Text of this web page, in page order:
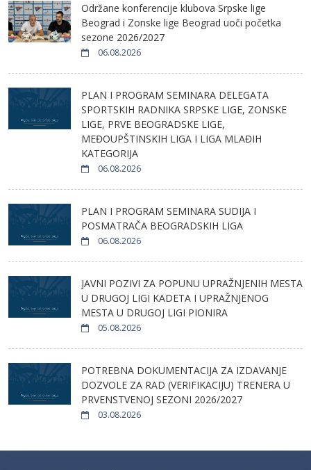
Održane konferencije klubova Srpske lige
Beograd i Zonske lige Beograd uoči početka
sezone 2026/2027
06.08.2026
PLAN I PROGRAM SEMINARA DELEGATA
SPORTSKIH RADNIKA SRPSKE LIGE, ZONSKE
LIGE, PRVE BEOGRADSKE LIGE,
MEĐOUPŠTINSKIH LIGA I LIGA MLAĐIH
KATEGORIJA
06.08.2026
PLAN I PROGRAM SEMINARA SUDIJA I
POSMATRAČA BEOGRADSKIH LIGA
06.08.2026
JAVNI POZIVI ZA POPUNU UPRAŽNJENIH MESTA
U DRUGOJ LIGI KADETA I UPRAŽNJENOG
MESTA U DRUGOJ LIGI PIONIRA
05.08.2026
POTREBNA DOKUMENTACIJA ZA IZDAVANJE
DOZVOLE ZA RAD (VERIFIKACIJU) TRENERA U
PRVENSTVENOJ SEZONI 2026/2027
03.08.2026